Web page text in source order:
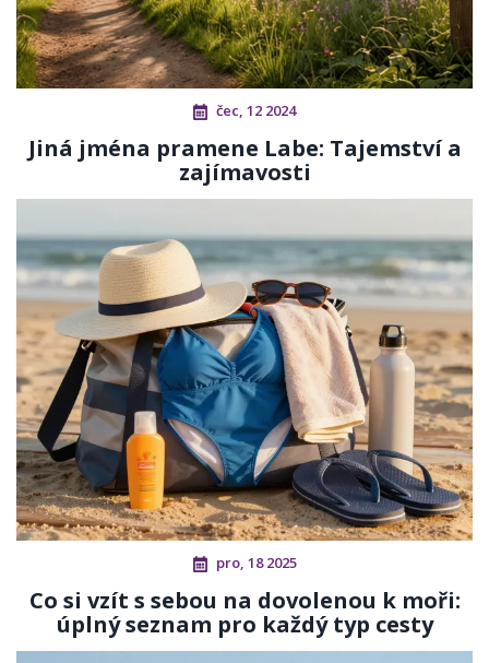
čec, 12 2024
Jiná jména pramene Labe: Tajemství a
zajímavosti
pro, 18 2025
Co si vzít s sebou na dovolenou k moři:
úplný seznam pro každý typ cesty